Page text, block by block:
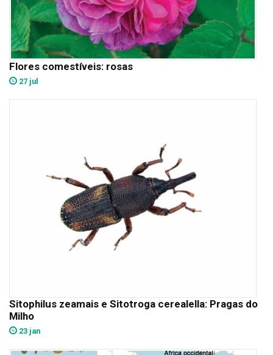
Flores comestíveis: rosas
27 jul
Sitophilus zeamais e Sitotroga cerealella: Pragas do
Milho
23 jan